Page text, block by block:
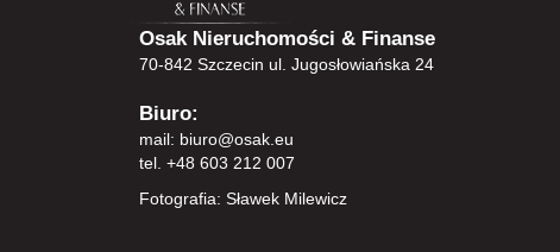
Osak Nieruchomości & Finanse
70-842 Szczecin ul. Jugosłowiańska 24
Biuro:
mail: biuro@osak.eu
tel. +48 603 212 007
Fotografia: Sławek Milewicz